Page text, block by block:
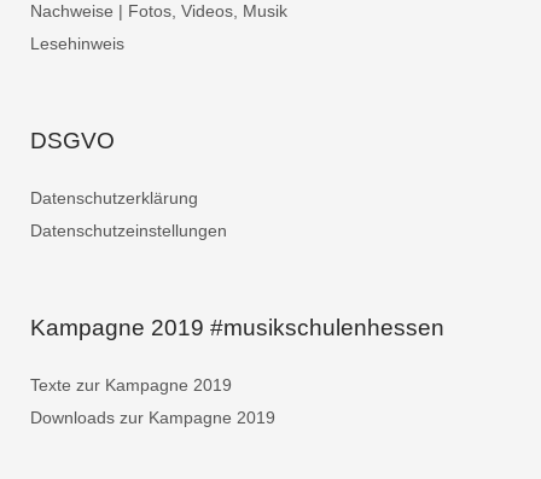
Nachweise | Fotos, Videos, Musik
Lesehinweis
DSGVO
Datenschutzerklärung
Datenschutzeinstellungen
Kampagne 2019 #musikschulenhessen
Texte zur Kampagne 2019
Downloads zur Kampagne 2019